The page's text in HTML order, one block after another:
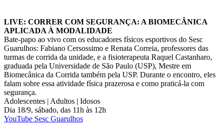
LIVE: CORRER COM SEGURANÇA: A BIOMECÂNICA
APLICADA À MODALIDADE
Bate-papo ao vivo com os educadores físicos esportivos do Sesc
Guarulhos: Fabiano Cersossimo e Renata Correia, professores das
turmas de corrida da unidade, e a fisioterapeuta Raquel Castanharo,
graduada pela Universidade de São Paulo (USP), Mestre em
Biomecânica da Corrida também pela USP. Durante o encontro, eles
falam sobre essa atividade física prazerosa e como praticá-la com
segurança.
Adolescentes | Adultos | Idosos
Dia 18/9, sábado, das 11h às 12h
YouTube Sesc Guarulhos